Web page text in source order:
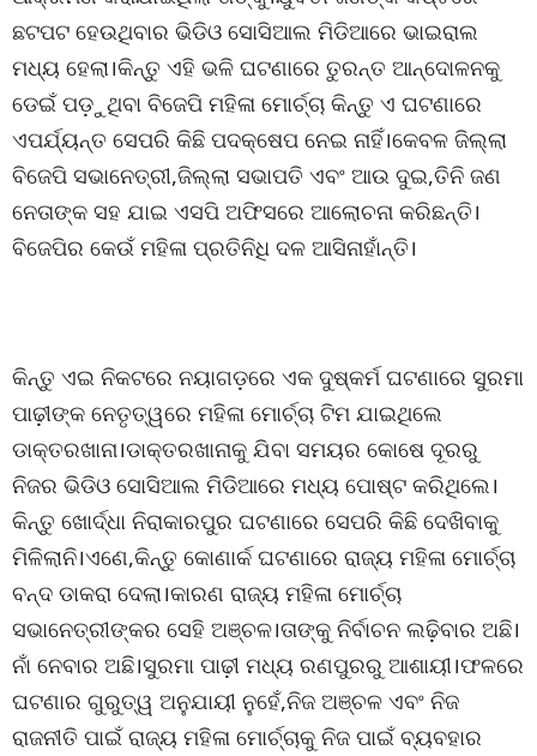
ଛଟପଟ ହେଉଥିବାର ଭିଡିଓ ସୋସିଆଲ ମିଡିଆରେ ଭାଇରାଲ
ମଧ୍ୟ ହେଲା।କିନ୍ତୁ ଏହି ଭଳି ଘଟଣାରେ ତୁରନ୍ତ ଆନ୍ଦୋଳନକୁ
ଡେଇଁ ପଡ଼ୁଥିବା ବିଜେପି ମହିଳା ମୋର୍ଚ୍ଚା କିନ୍ତୁ ଏ ଘଟଣାରେ
ଏପର୍ଯ୍ୟନ୍ତ ସେପରି କିଛି ପଦକ୍ଷେପ ନେଇ ନାହିଁ।କେବଳ ଜିଲ୍ଲା
ବିଜେପି ସଭାନେତ୍ରୀ,ଜିଲ୍ଲା ସଭାପତି ଏବଂ ଆଉ ଦୁଇ,ତିନି ଜଣ
ନେତାଙ୍କ ସହ ଯାଇ ଏସପି ଅଫିସରେ ଆଲୋଚନା କରିଛନ୍ତି।
ବିଜେପିର କେଉଁ ମହିଳା ପ୍ରତିନିଧି ଦଳ ଆସିନାହାଁନ୍ତି।
କିନ୍ତୁ ଏଇ ନିକଟରେ ନୟାଗଡ଼ରେ ଏକ ଦୁଷ୍କର୍ମ ଘଟଣାରେ ସୁରମା
ପାଢ଼ୀଙ୍କ ନେତୃତ୍ୱରେ ମହିଳା ମୋର୍ଚ୍ଚା ଟିମ ଯାଇଥିଲେ
ଡାକ୍ତରଖାନା।ଡାକ୍ତରଖାନାକୁ ଯିବା ସମୟର କୋଷେ ଦୂରରୁ
ନିଜର ଭିଡିଓ ସୋସିଆଲ ମିଡିଆରେ ମଧ୍ୟ ପୋଷ୍ଟ କରିଥିଲେ।
କିନ୍ତୁ ଖୋର୍ଦ୍ଧା ନିରାକାରପୁର ଘଟଣାରେ ସେପରି କିଛି ଦେଖିବାକୁ
ମିଳିଲାନି।ଏଣେ,କିନ୍ତୁ କୋଣାର୍କ ଘଟଣାରେ ରାଜ୍ୟ ମହିଳା ମୋର୍ଚ୍ଚା
ବନ୍ଦ ଡାକରା ଦେଲା।କାରଣ ରାଜ୍ୟ ମହିଳା ମୋର୍ଚ୍ଚା
ସଭାନେତ୍ରୀଙ୍କର ସେହି ଅଞ୍ଚଳ।ତାଙ୍କୁ ନିର୍ବାଚନ ଲଢ଼ିବାର ଅଛି।
ନାଁ ନେବାର ଅଛି।ସୁରମା ପାଢ଼ୀ ମଧ୍ୟ ରଣପୁରରୁ ଆଶାୟୀ।ଫଳରେ
ଘଟଣାର ଗୁରୁତ୍ୱ ଅନୁଯାୟୀ ନୁହେଁ,ନିଜ ଅଞ୍ଚଳ ଏବଂ ନିଜ
ରାଜନୀତି ପାଇଁ ରାଜ୍ୟ ମହିଳା ମୋର୍ଚ୍ଚାକୁ ନିଜ ପାଇଁ ବ୍ୟବହାର